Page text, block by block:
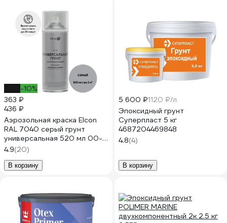
-10%
363 ₽
436 ₽
Аэрозольная краска Elcon
RAL 7040 серый грунт
универсальная 520 мл 00-
00462820
4.9(20)
В корзину
5 600 ₽1120 ₽/л
Эпоксидный грунт
Суперпласт 5 кг
4687204469848
4.8(4)
В корзину